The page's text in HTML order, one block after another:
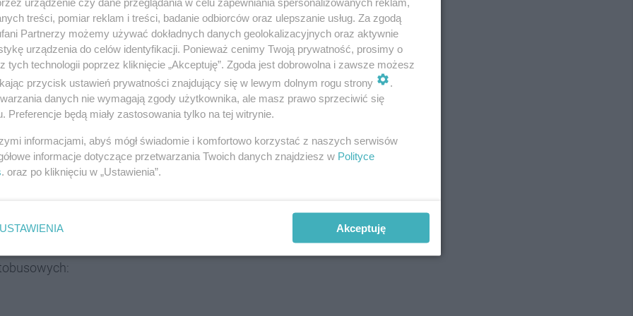
dla kierowców jadących od strony Giszowca
wzdłuż ul. Kolistej będzie
prasowy urzędu miasta Katowice.
jazdy, natomiast ul. 73. Pułku Piechoty zostaje
w stronę Ochojca (jeden kierunek obowiązuje
jazdy komunikacji miejskiej w tym rejonie.
treści, pomiar reklam i treści, badanie odbiorców oraz ulepszanie usług. Za zgodą
Partnerzy możemy używać dokładnych danych geolokalizacyjnych oraz aktywnie
urządzenia do celów identyfikacji. Ponieważ cenimy Twoją prywatność, prosimy o
tych technologii poprzez kliknięcie „Akceptuję”. Zgoda jest dobrowolna i zawsze możesz
przycisk ustawień prywatności znajdujący się w lewym dolnym rogu strony
.
danych nie wymagają zgody użytkownika, ale masz prawo sprzeciwić się
Preferencje będą miały zastosowania tylko na tej witrynie.
informacjami, abyś mógł świadomie i komfortowo korzystać z naszych serwisów
informacje dotyczące przetwarzania Twoich danych znajdziesz w Polityce
. oraz po kliknięciu w „Ustawienia”.
USTAWIENIA Akceptuję